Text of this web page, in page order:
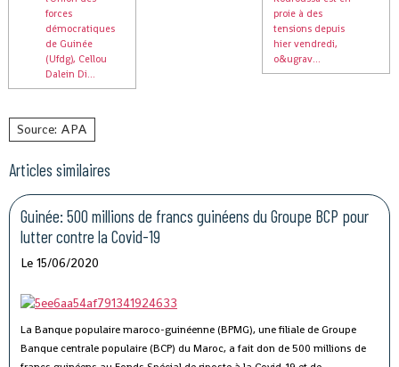
forces
démocratiques
de Guinée
(Ufdg), Cellou
Dalein Di...
proie à des
tensions depuis
hier vendredi,
o&ugrav...
Source: APA
Articles similaires
Guinée: 500 millions de francs guinéens du Groupe BCP pour
lutter contre la Covid-19
Le 15/06/2020
La Banque populaire maroco-guinéenne (BPMG), une filiale de Groupe
Banque centrale populaire (BCP) du Maroc, a fait don de 500 millions de